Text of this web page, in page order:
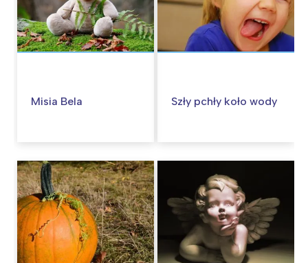
Misia Bela Szły pchły koło wody